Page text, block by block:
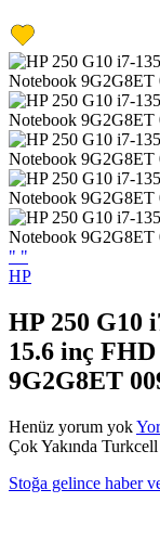
" "
HP
HP 250 G10
15.6 inç
9G2G8ET
Henüz yorum yok
Çok Yakında Turkcell
Stoğa gelince haber